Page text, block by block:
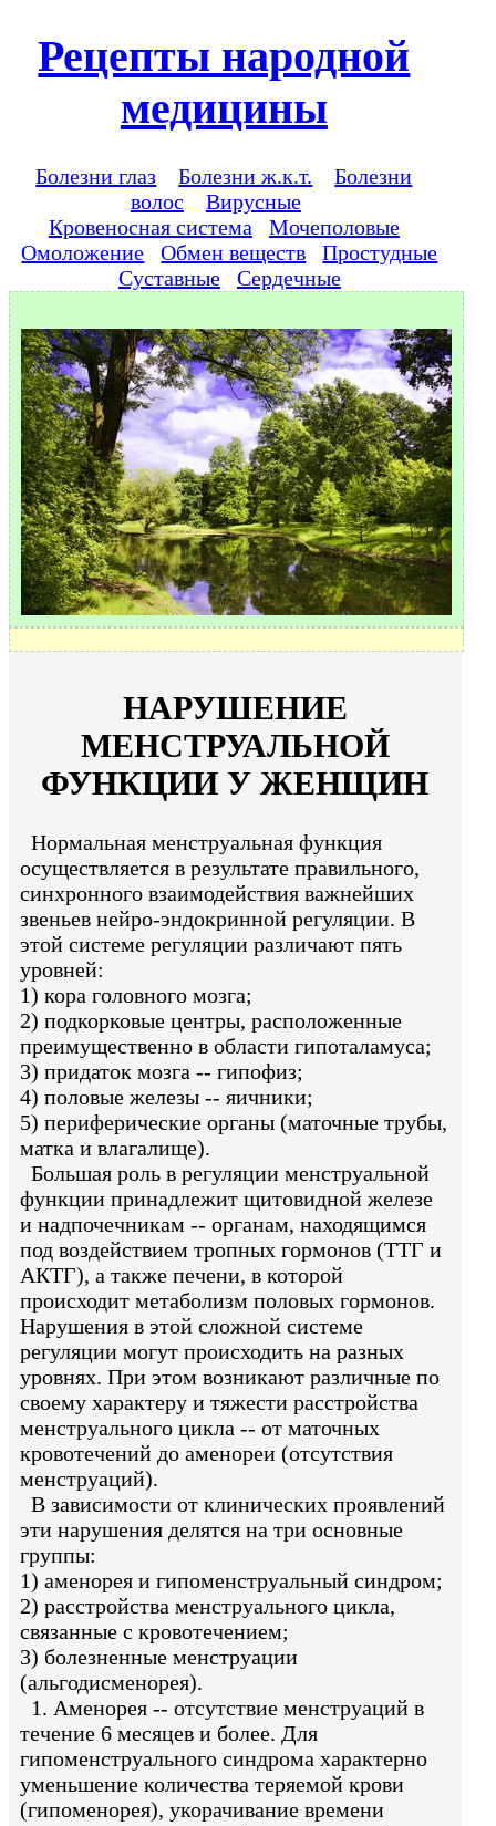
Рецепты народной
медицины
Болезни глаз Болезни ж.к.т.
Болезни
волос
Вирусные
Кровеносная система
Мочеполовые
Омоложение
Обмен веществ
Простудные
Суставные
Сердечные
НАРУШЕНИЕ
МЕНСТРУАЛЬНОЙ
ФУНКЦИИ У ЖЕНЩИН
Нормальная менструальная функция
осуществляется в результате правильного,
синхронного взаимодействия важнейших
звеньев нейро-эндокринной регуляции. В
этой системе регуляции различают пять
уровней:
1) кора головного мозга;
2) подкорковые центры, расположенные
преимущественно в области гипоталамуса;
3) придаток мозга -- гипофиз;
4) половые железы -- яичники;
5) периферические органы (маточные трубы,
матка и влагалище).
Большая роль в регуляции менструальной
функции принадлежит щитовидной железе
и надпочечникам -- органам, находящимся
под воздействием тропных гормонов (ТТГ и
АКТГ), а также печени, в которой
происходит метаболизм половых гормонов.
Нарушения в этой сложной системе
регуляции могут происходить на разных
уровнях. При этом возникают различные по
своему характеру и тяжести расстройства
менструального цикла -- от маточных
кровотечений до аменореи (отсутствия
менструаций).
В зависимости от клинических проявлений
эти нарушения делятся на три основные
группы:
1) аменорея и гипоменструальный синдром;
2) расстройства менструального цикла,
связанные с кровотечением;
3) болезненные менструации
(альгодисменорея).
1. Аменорея -- отсутствие менструаций в
течение 6 месяцев и более. Для
гипоменструального синдрома характерно
уменьшение количества теряемой крови
(гипоменорея), укорачивание времени